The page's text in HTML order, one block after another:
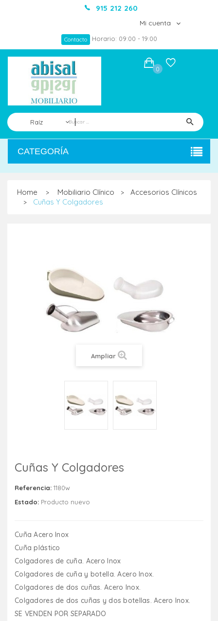
915 212 260
Mi cuenta
Contacto Horario: 09:00 - 19:00
Raíz
0
CATEGORÍA
Home > Mobiliario Clínico > Accesorios Clínicos
> Cuñas Y Colgadores
Ampliar
Cuñas Y Colgadores
Referencia: 1180w
Estado: Producto nuevo
Cuña Acero Inox
Cuña plástico
Colgadores de cuña. Acero Inox
Colgadores de cuña y botella. Acero Inox.
Colgadores de dos cuñas. Acero Inox.
Colgadores de dos cuñas y dos botellas. Acero Inox.
SE VENDEN POR SEPARADO